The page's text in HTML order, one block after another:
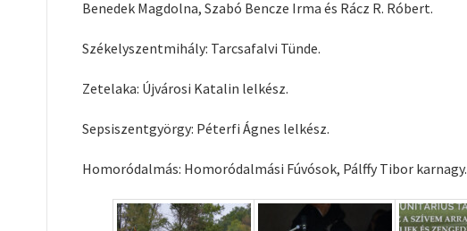
Benedek Magdolna, Szabó Bencze Irma és Rácz R. Róbert.
Székelyszentmihály: Tarcsafalvi Tünde.
Zetelaka: Újvárosi Katalin lelkész.
Sepsiszentgyörgy: Péterfi Ágnes lelkész.
Homoródalmás: Homoródalmási Fúvósok, Pálffy Tibor karnagy.